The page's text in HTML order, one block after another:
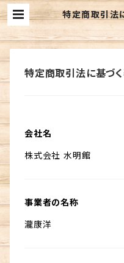
特定商取引法
特定商取引法に基づ
会社名
株式会社 水明館
事業者の名称
瀧康洋